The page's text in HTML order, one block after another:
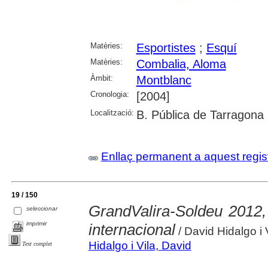
Matèries: Esportistes; Esquí
Matèries: Combalia, Aloma
Àmbit: Montblanc
Cronologia: [2004]
Localització: B. Pública de Tarragona
Enllaç permanent a aquest
19 / 150
seleccionar
imprimir
Text complet
GrandValira-Soldeu
internacional/ David Hidalgo i
Hidalgo i Vila, David